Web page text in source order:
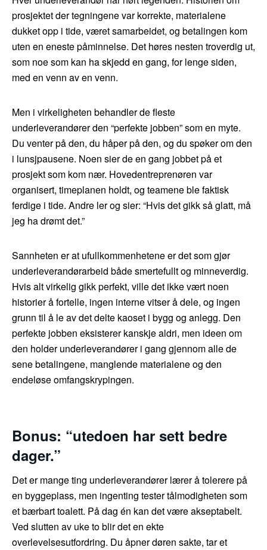
prosjektet der tegningene var korrekte, materialene
dukket opp i tide, været samarbeidet, og betalingen kom
uten en eneste påminnelse. Det høres nesten troverdig ut,
som noe som kan ha skjedd en gang, for lenge siden,
med en venn av en venn.
Men i virkeligheten behandler de fleste
underleverandører den “perfekte jobben” som en myte.
Du venter på den, du håper på den, og du spøker om den
i lunsjpausene. Noen sier de en gang jobbet på et
prosjekt som kom nær. Hovedentreprenøren var
organisert, timeplanen holdt, og teamene ble faktisk
ferdige i tide. Andre ler og sier: “Hvis det gikk så glatt, må
jeg ha drømt det.”
Sannheten er at ufullkommenhetene er det som gjør
underleverandørarbeid både smertefullt og minneverdig.
Hvis alt virkelig gikk perfekt, ville det ikke vært noen
historier å fortelle, ingen interne vitser å dele, og ingen
grunn til å le av det delte kaoset i bygg og anlegg. Den
perfekte jobben eksisterer kanskje aldri, men ideen om
den holder underleverandører i gang gjennom alle de
sene betalingene, manglende materialene og den
endeløse omfangskrypingen.
Bonus: “utedoen har sett bedre
dager.”
Det er mange ting underleverandører lærer å tolerere på
en byggeplass, men ingenting tester tålmodigheten som
et bærbart toalett. På dag én kan det være akseptabelt.
Ved slutten av uke to blir det en ekte
overlevelsesutfordring. Du åpner døren sakte, tar et